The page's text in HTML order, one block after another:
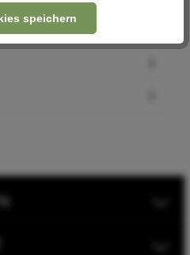
mm Gewicht: 200 g Das…
speichern